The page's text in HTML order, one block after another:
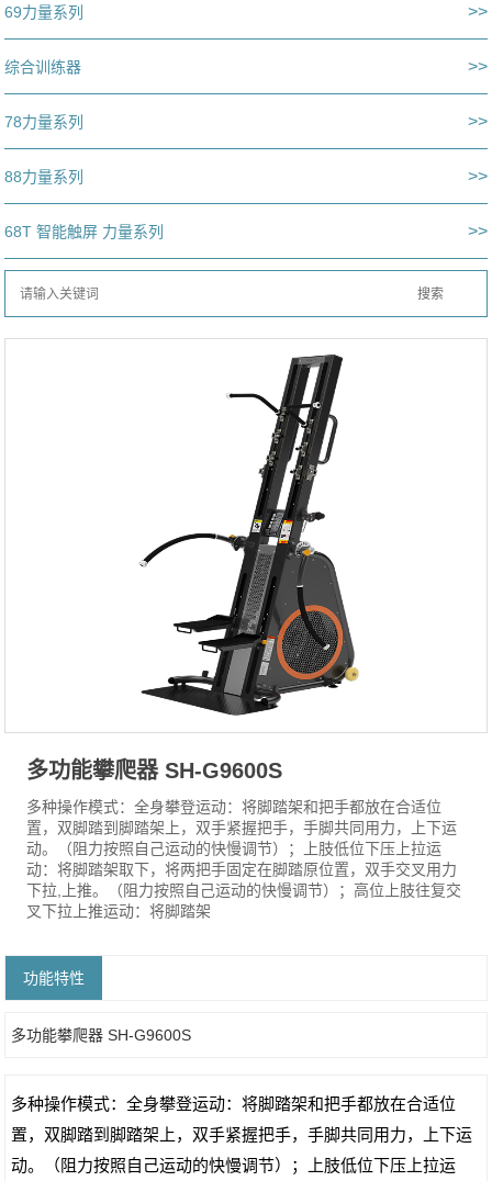
69力量系列 >>
综合训练器 >>
78力量系列 >>
88力量系列 >>
68T 智能触屏 力量系列 >>
多功能攀爬器 SH-G9600S
多种操作模式：全身攀登运动：将脚踏架和把手都放在合适位
置，双脚踏到脚踏架上，双手紧握把手，手脚共同用力，上下运
动。（阻力按照自己运动的快慢调节）；上肢低位下压上拉运
动：将脚踏架取下，将两把手固定在脚踏原位置，双手交叉用力
下拉,上推。（阻力按照自己运动的快慢调节）；高位上肢往复交
叉下拉上推运动：将脚踏架
功能特性
多功能攀爬器 SH-G9600S
多种操作模式：全身攀登运动：将脚踏架和把手都放在合适位
置，双脚踏到脚踏架上，双手紧握把手，手脚共同用力，上下运
动。（阻力按照自己运动的快慢调节）；上肢低位下压上拉运